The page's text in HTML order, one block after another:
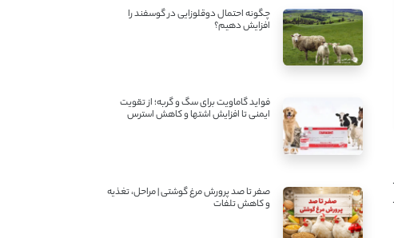
چگونه احتمال دوقلوزایی در گوسفند را
افزایش دهیم؟
فواید گاماویت برای سگ و گربه؛ از تقویت
ایمنی تا افزایش اشتها و کاهش استرس
صفر تا صد پرورش مرغ گوشتی | مراحل، تغذیه
و کاهش تلفات